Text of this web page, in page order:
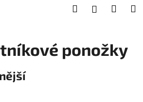
HledatPřihlášení
ponožky